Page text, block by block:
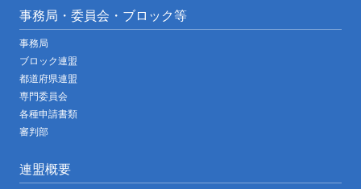
事務局・委員会・ブロック等
事務局
ブロック連盟
都道府県連盟
専門委員会
各種申請書類
審判部
連盟概要